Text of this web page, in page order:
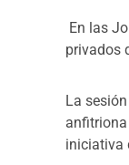
En las
privados
La
iniciativa